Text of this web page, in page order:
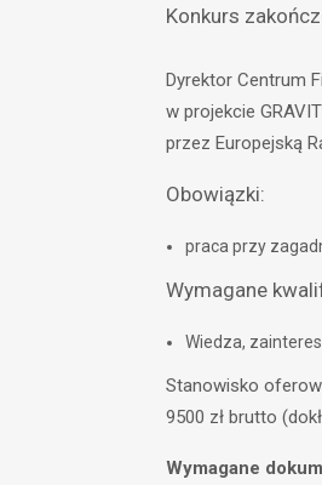
Konkurs
Dyrektor Centrum
w projekcie
przez Europejską
Obowiązki:
praca przy
Wymagane
Wiedza,
Stanowisko
9500 zł brutto
Wymagane